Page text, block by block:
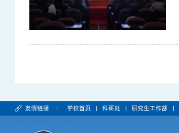
友情链接 : 学校首页 科研处 研究生工作部